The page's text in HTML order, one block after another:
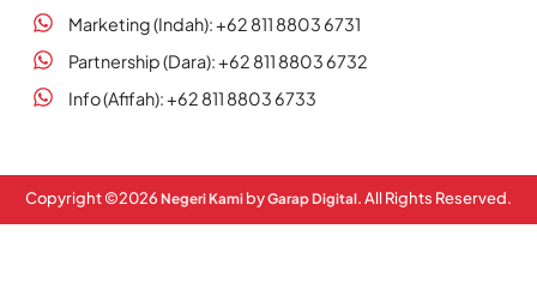
Marketing (Indah): +62 811 8803 6731
Partnership (Dara): +62 811 8803 6732
Info (Afifah): +62 811 8803 6733
Copyright ©2026 Negeri Kami byGarap Digital. All Rights Reserved.